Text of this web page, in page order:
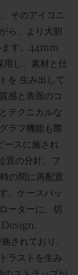
そのアイコニ
ら、より大胆
ます。44mm
用し、素材と仕
を 生み出して
感と表面のコ
テクニカルな
ラフ機能も際
ースに施され
置の分針、フ
の間に再配置
。ケースバッ
ーターに、切
Design.
れており、
ラストを生み